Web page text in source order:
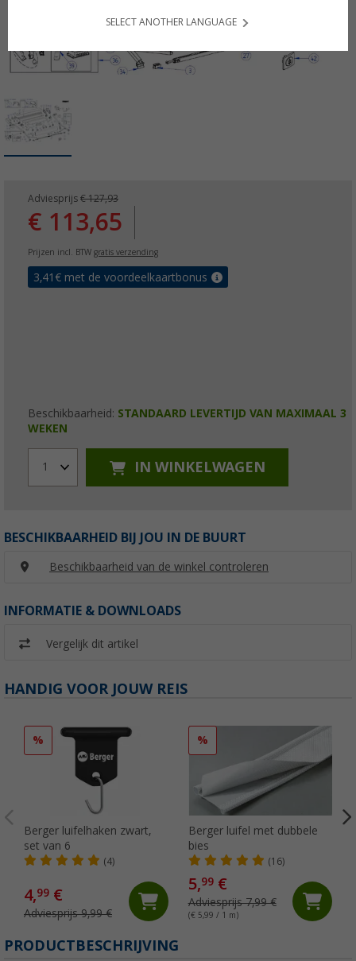
Adviesprijs € 127,93
€ 113,65
Prijzen incl. BTW gratis verzending
3,41 € met de voordeelkaartbonus
Beschikbaarheid: STANDAARD LEVERTIJD VAN MAXIMAAL 3
WEKEN
1 IN WINKELWAGEN
BESCHIKBAARHEID BIJ JOU IN DE BUURT
Beschikbaarheid van de winkel controleren
INFORMATIE & DOWNLOADS
Vergelijk dit artikel
HANDIG VOOR JOUW REIS
%
Berger luifelhaken zwart,
set van 6
(4)
4,99 €
Adviesprijs 9,99 €
%
Berger luifel met dubbele
bies
(16)
5,99€
Adviesprijs 7,99 €
(€ 5,99 / 1 m)
PRODUCTBESCHRIJVING
SELECT ANOTHER LANGUAGE